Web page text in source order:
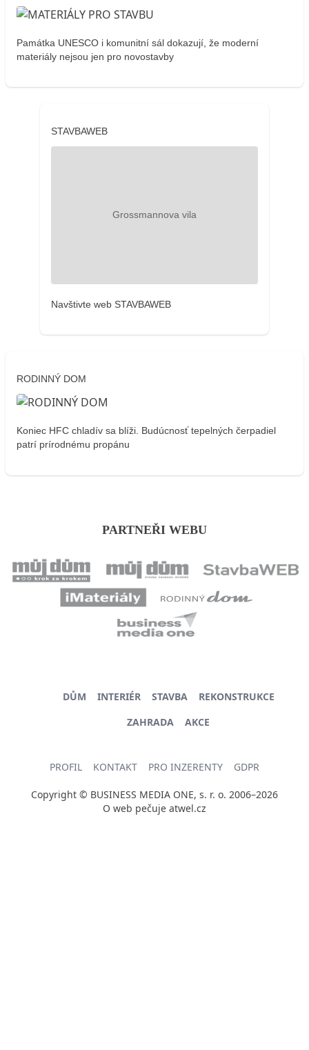
Památka UNESCO i komunitní sál dokazují, že moderní
materiály nejsou jen pro novostavby
STAVBAWEB
Navštivte web STAVBAWEB
RODINNÝ DOM
Koniec HFC chladív sa blíži. Budúcnosť tepelných čerpadiel
patrí prírodnému propánu
PARTNEŘI WEBU
DŮM INTERIÉR STAVBA
REKONSTRUKCE
ZAHRADA
AKCE
PROFIL KONTAKT PRO INZERENTY GDPR
Copyright © BUSINESS MEDIA ONE, s. r. o. 2006–2026